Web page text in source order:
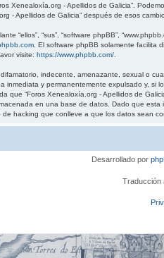
Xenealoxía.org - Apellidos de Galicia”.
- Apellidos de Galicia” después de esos
“ellos”, “sus”, “software phpBB”,
. El software phpBB solamente
visite: https://www.phpbb.com/
indecente, amenazante, sexual o
inmediata y permanentemente expulsado y,
que “Foros Xenealoxía.org - Apellidos de
en una base de datos. Dado que
hacking que conlleve a que los datos sean
Desarrollado por
Traducción